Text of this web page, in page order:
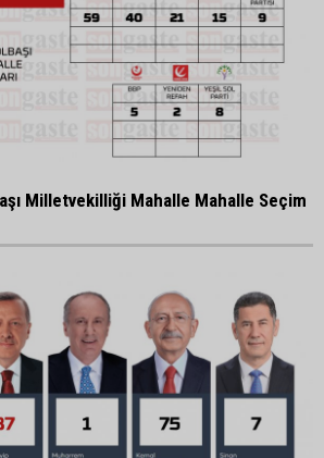
Milletvekilliği Mahalle Mahalle Seçim